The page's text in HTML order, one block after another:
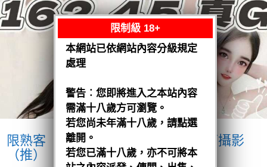
限熟客【沙鹿】優格
越南$3200.可攝影
（推）
限制級 18+
本網站已依網站內容分級規定
處理
警告︰您即將進入之本站內容
需滿十八歲方可瀏覽。
若您尚未年滿十八歲，請點選
離開。
若您已滿十八歲，亦不可將本